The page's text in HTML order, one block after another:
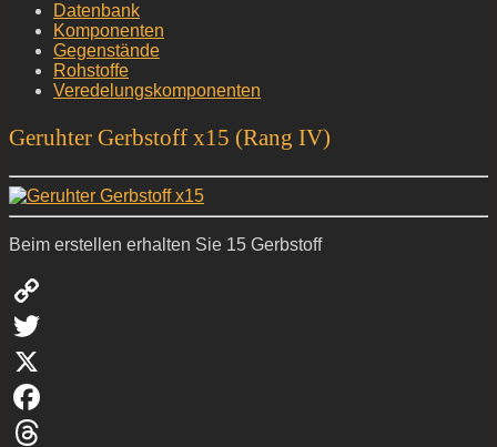
Datenbank
Komponenten
Gegenstände
Rohstoffe
Veredelungskomponenten
Geruhter Gerbstoff x15 (Rang IV)
Beim erstellen erhalten Sie 15 Gerbstoff
Copy
Link
Twitter
X
Facebook